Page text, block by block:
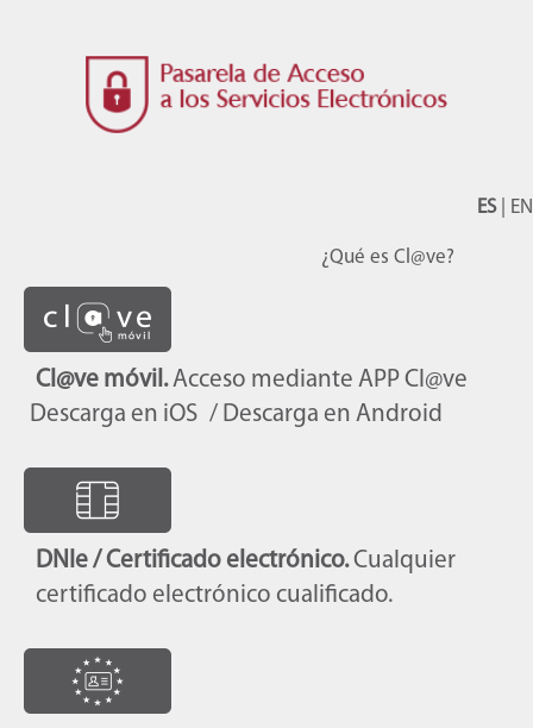
ES| EN
¿Qué es Cl@ve?
Cl@ve móvil.Acceso mediante APP Cl@ve
Descarga en iOS / Descarga en Android
DNIe / Certificado electrónico.Cualquier
certificado electrónico cualificado.